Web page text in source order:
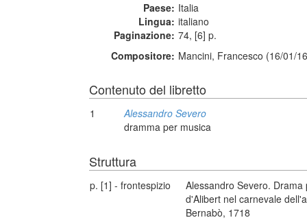
Paese: Italia
Lingua: italiano
Paginazione: 74, [6] p.
Compositore: Mancini, Francesco (16/01/
Contenuto del libretto
1
Alessandro Severo
dramma per musica
Struttura
p. [1] - frontespizio
Alessandro Severo.
d'Alibert nel carnevale
Bernabò, 1718